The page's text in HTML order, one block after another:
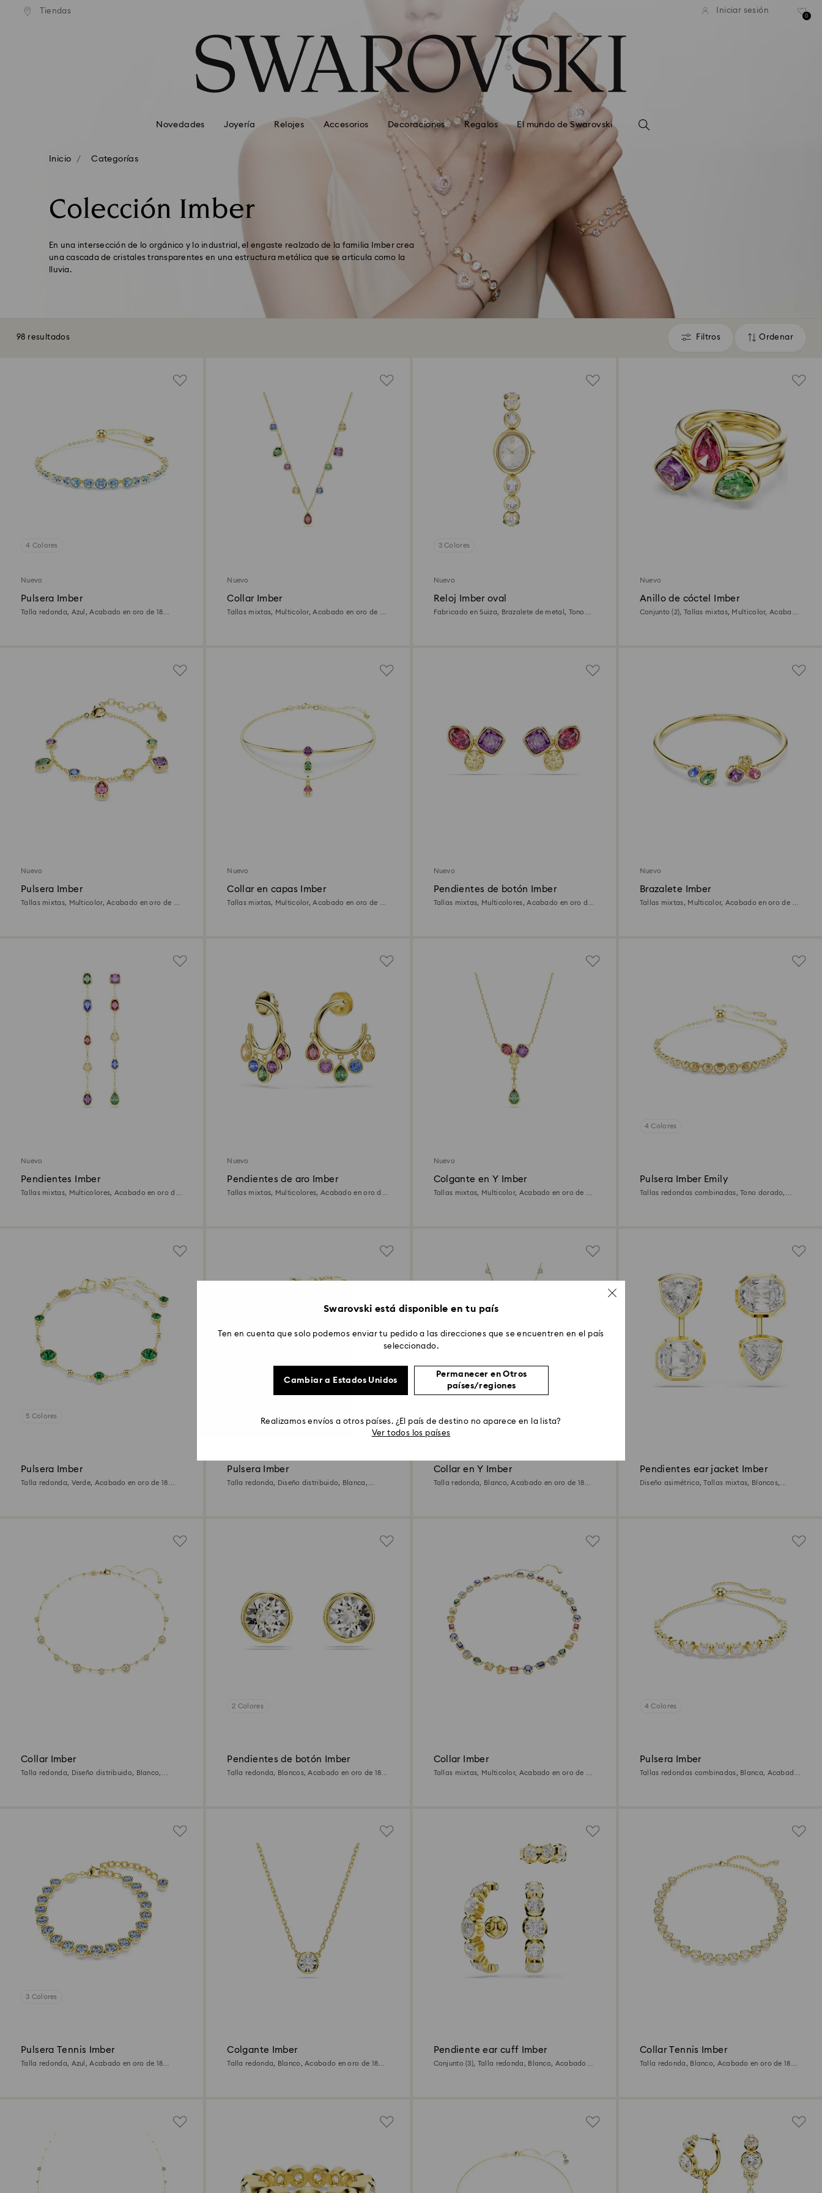
Accesskeys list
Tiendas Iniciar sesión
0
Novedades Joyería Relojes Accesorios Decoraciones Regalos El mundo de Swarovski
Inicio Categorías
Colección Imber
En una intersección de lo orgánico y lo industrial, el engaste realzado de la familia Imber crea
una cascada de cristales transparentes en una estructura metálica que se articula como la
lluvia.
98 resultados Filtros
Filtros Ordenar
Ordenar
4 Colores
Nuevo
Pulsera Imber
Talla redonda, Azul, Acabado en oro de 18
Nuevo
Collar Imber
Tallas mixtas, Multicolor, Acabado en oro de 18
3 Colores
Nuevo
Reloj Imber oval
Fabricado en Suiza, Brazalete de metal, Tono
Nuevo
Anillo de cóctel Imber
Conjunto (2), Tallas mixtas, Multicolor, Acabado
Nuevo
Pulsera Imber
Tallas mixtas, Multicolor, Acabado en oro de 18
Nuevo
Collar en capas Imber
Tallas mixtas, Multicolor, Acabado en oro de 18
Nuevo
Pendientes de botón Imber
Tallas mixtas, Multicolores, Acabado en oro de
Nuevo
Brazalete Imber
Tallas mixtas, Multicolor, Acabado en oro de 18
Nuevo
Pendientes Imber
Tallas mixtas, Multicolores, Acabado en oro de
Nuevo
Pendientes de aro Imber
Tallas mixtas, Multicolores, Acabado en oro de
Nuevo
Colgante en Y Imber
Tallas mixtas, Multicolor, Acabado en oro de 18
4 Colores
Pulsera Imber Emily
Tallas redondas combinadas, Tono dorado,
5 Colores
Pulsera Imber
Talla redonda, Verde, Acabado en oro de 18
Pulsera Imber
Talla redonda, Diseño distribuido, Blanca,
Collar en Y Imber
Talla redonda, Blanco, Acabado en oro de 18
Pendientes ear jacket Imber
Diseño asimétrico, Tallas mixtas, Blancos,
Collar Imber
Talla redonda, Diseño distribuido, Blanco,
2 Colores
Pendientes de botón Imber
Talla redonda, Blancos, Acabado en oro de 18
Collar Imber
Tallas mixtas, Multicolor, Acabado en oro de 18
4 Colores
Pulsera Imber
Tallas redondas combinadas, Blanca, Acabado
3 Colores
Pulsera Tennis Imber
Talla redonda, Azul, Acabado en oro de 18
Colgante Imber
Talla redonda, Blanco, Acabado en oro de 18
Pendiente ear cuff Imber
Conjunto (3), Talla redonda, Blanco, Acabado
Collar Tennis Imber
Talla redonda, Blanco, Acabado en oro de 18
Swarovski está disponible en tu país
Ten en cuenta que solo podemos enviar tu pedido a las direcciones que se encuentren en el país
seleccionado.
Cambiar a Estados Unidos
Permanecer en Otros
países/regiones
Realizamos envíos a otros países. ¿El país de destino no aparece en la lista?
Ver todos los países